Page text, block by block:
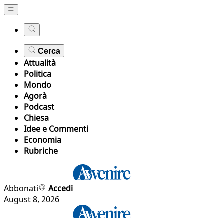
Cerca
Attualità
Politica
Mondo
Agorà
Podcast
Chiesa
Idee e Commenti
Economia
Rubriche
Abbonati
Accedi
August 8, 2026